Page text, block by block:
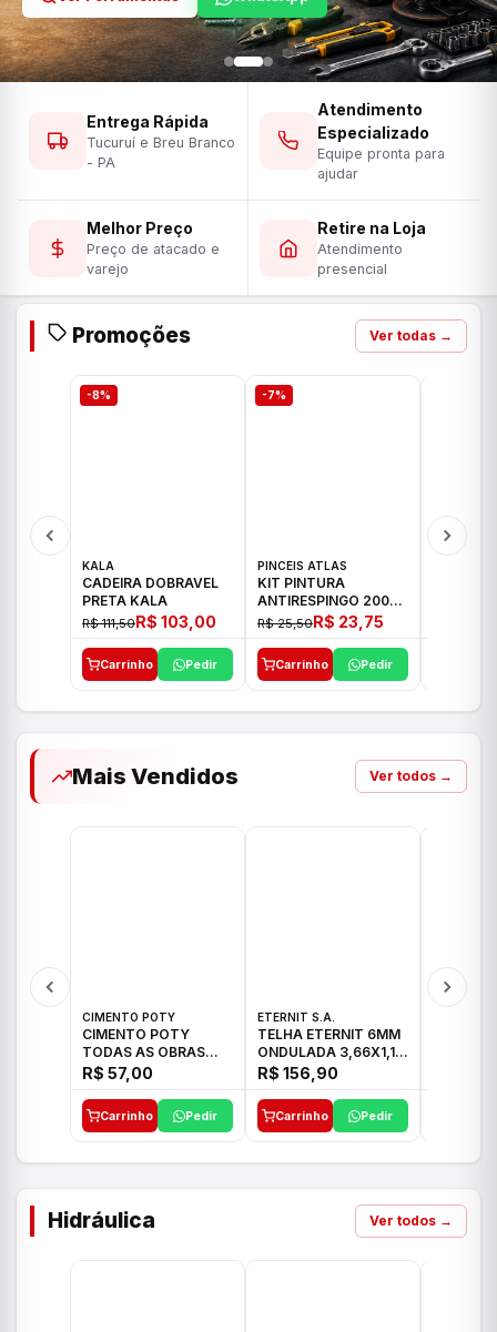
Entrega Rápida
Tucuruí e Breu Branco
- PA
Atendimento
Especializado
Equipe pronta para
ajudar
Melhor Preço
Preço de atacado e
varejo
Retire na Loja
Atendimento
presencial
Promoções Ver todas →
-8%
KALA
CADEIRA DOBRAVEL
PRETA KALA
R$ 111,50R$ 103,00
Carrinho Pedir
-7%
PINCEIS ATLAS
KIT PINTURA
ANTIRESPINGO 2003
ATLAS 03 PCS
R$ 25,50R$ 23,75
Carrinho Pedir
Mais Vendidos Ver todos →
CIMENTO POTY
CIMENTO POTY
TODAS AS OBRAS
50KG CP-II F/32
R$ 57,00
Carrinho Pedir
ETERNIT S.A.
TELHA ETERNIT 6MM
ONDULADA 3,66X1,10
48,80KG
R$ 156,90
Carrinho Pedir
Hidráulica Ver todos →